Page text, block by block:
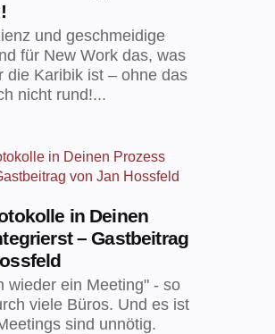
und geschmeidige
für New Work das, was
die Karibik ist – ohne das
nicht rund!...
in Deinen
– Gastbeitrag
wieder ein Meeting" - so
viele Büros. Und es ist
sind unnötig.